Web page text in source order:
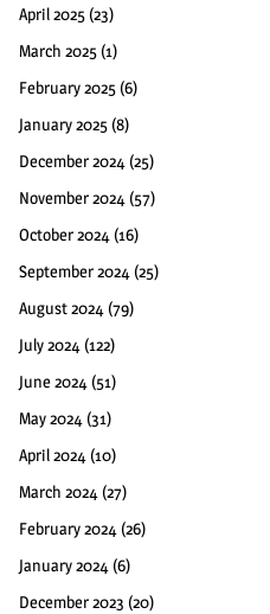
April 2025 (23)
March 2025 (1)
February 2025 (6)
January 2025 (8)
December 2024 (25)
November 2024 (57)
October 2024 (16)
September 2024 (25)
August 2024 (79)
July 2024 (122)
June 2024 (51)
May 2024 (31)
April 2024 (10)
March 2024 (27)
February 2024 (26)
January 2024 (6)
December 2023 (20)